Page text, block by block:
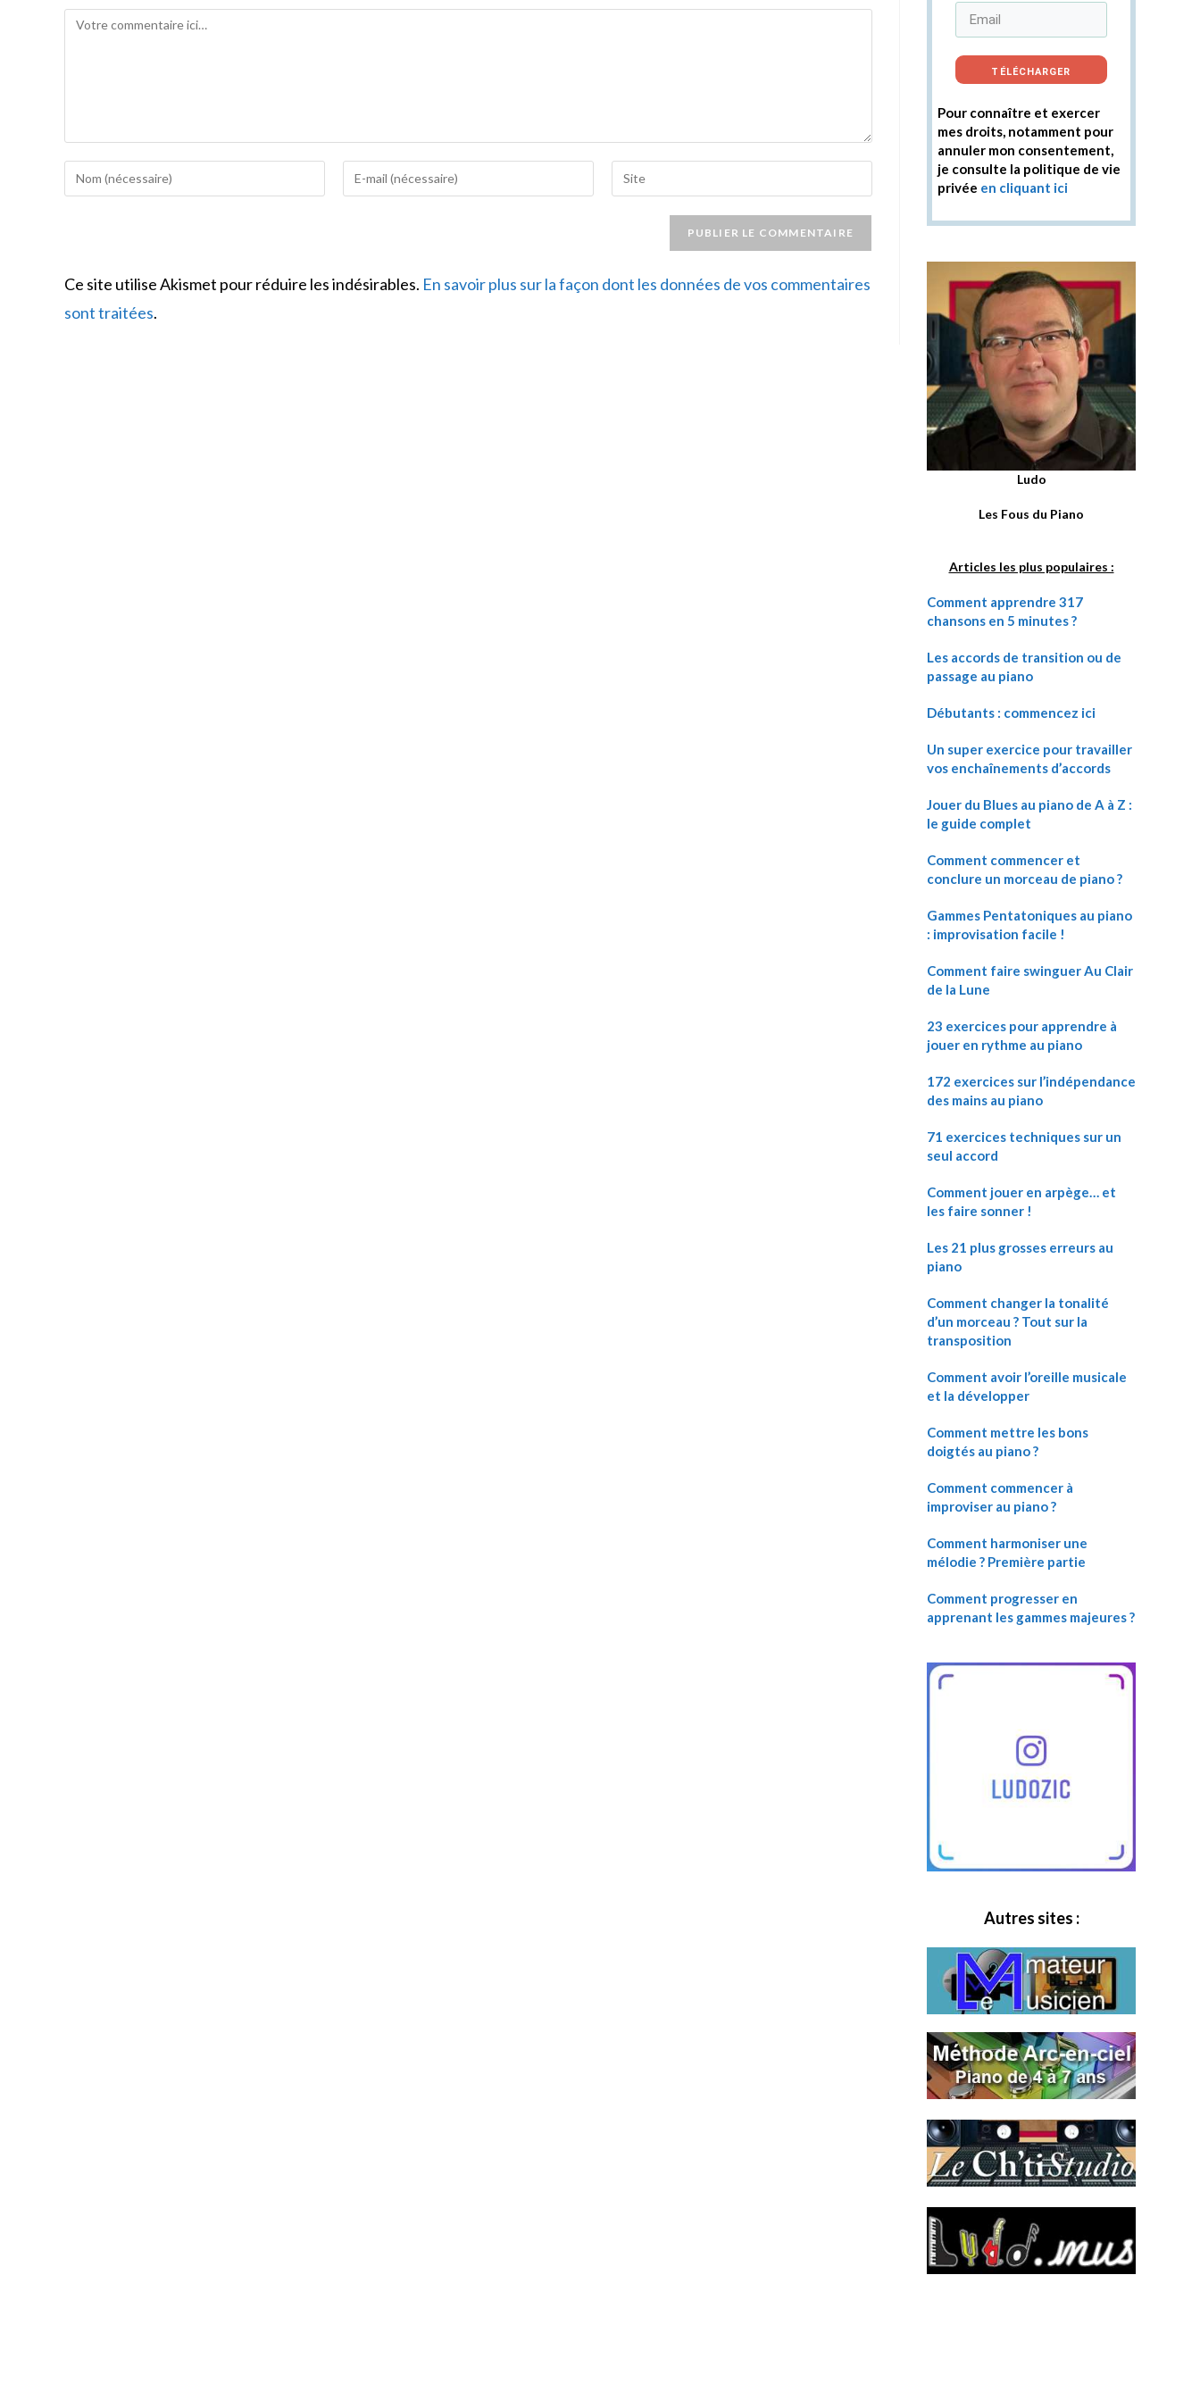
o
o
t
er
Comment
Enter
your
to
comment
Enter
your
comment
Saisir
l’URL
(facultatif)
Ce site utilise Akismet pour réduire les indésirables. En savoir plus sur la façon dont les données de vos commentaires
sont traitées.
TÉLÉCHARGER
Pour connaître et exercer
mes droits, notamment pour
annuler mon consentement,
je consulte la politique de vie
privée en cliquant ici
Ludo
Les Fous du Piano
Articles les plus populaires :
Comment apprendre 317
chansons en 5 minutes ?
Les accords de transition ou de
passage au piano
Débutants : commencez ici
Un super exercice pour travailler
vos enchaînements d’accords
Jouer du Blues au piano de A à Z :
le guide complet
Comment commencer et
conclure un morceau de piano ?
Gammes Pentatoniques au piano
: improvisation facile !
Comment faire swinguer Au Clair
de la Lune
23 exercices pour apprendre à
jouer en rythme au piano
172 exercices sur l’indépendance
des mains au piano
71 exercices techniques sur un
seul accord
Comment jouer en arpège… et
les faire sonner !
Les 21 plus grosses erreurs au
piano
Comment changer la tonalité
d’un morceau ? Tout sur la
transposition
Comment avoir l’oreille musicale
et la développer
Comment mettre les bons
doigtés au piano ?
Comment commencer à
improviser au piano ?
Comment harmoniser une
mélodie ? Première partie
Comment progresser en
apprenant les gammes majeures ?
Autres sites :